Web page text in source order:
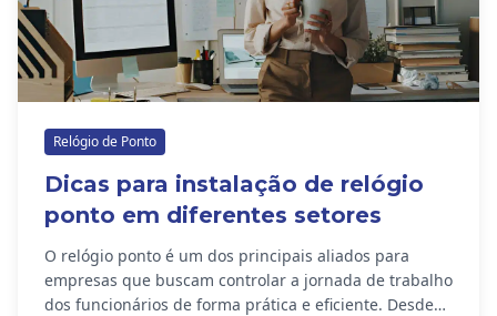
Relógio de Ponto
Dicas para instalação de relógio
ponto em diferentes setores
O relógio ponto é um dos principais aliados para
empresas que buscam controlar a jornada de trabalho
dos funcionários de forma prática e eficiente. Desde